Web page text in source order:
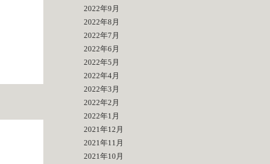
2022年9月
2022年8月
2022年7月
2022年6月
2022年5月
2022年4月
2022年3月
2022年2月
2022年1月
2021年12月
2021年11月
2021年10月